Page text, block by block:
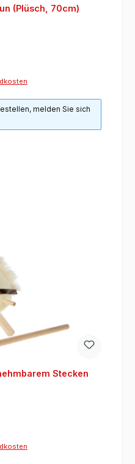
(Plüsch, 70cm)
melden Sie sich
Stecken